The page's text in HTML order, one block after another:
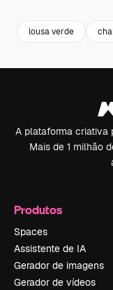
lousa verde
A plataforma criativa
Mais de 1 milhão
Produtos
Spaces
Assistente de IA
Gerador de imagens
Gerador de vídeos